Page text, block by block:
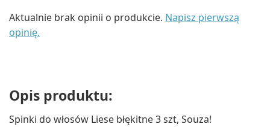
Aktualnie brak opinii o produkcie. Napisz pierwszą
opinię.
Opis produktu:
Spinki do włosów Liese błękitne 3 szt, Souza!